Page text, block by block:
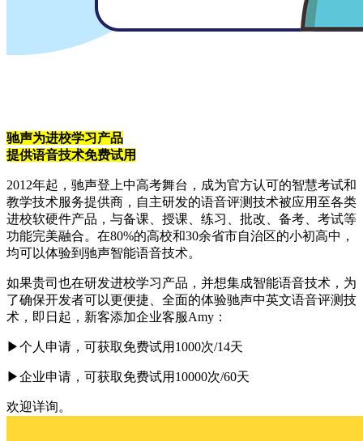
驰声为进校学习产品
提供语音技术免费试用
2012年起，驰声登上中高考舞台，成为官方认可的智慧考试和
教学技术服务提供商，自主研发的语音评测技术被应用至各类
进校软硬件产品，与备课、授课、练习、批改、备考、考试等
功能完美融合。在80%的高校和30余省市自治区的小初高中，
均可以体验到驰声智能语音技术。
如果贵司也在研发进校学习产品，并想集成智能语音技术，为
了确保开发者可以更便捷、全面的体验驰声中英文语音评测技
术，即日起，新客添加企业客服Amy：
▶个人申请，可获取免费试用1000次/14天
▶企业申请，可获取免费试用10000次/60天
欢迎详询。